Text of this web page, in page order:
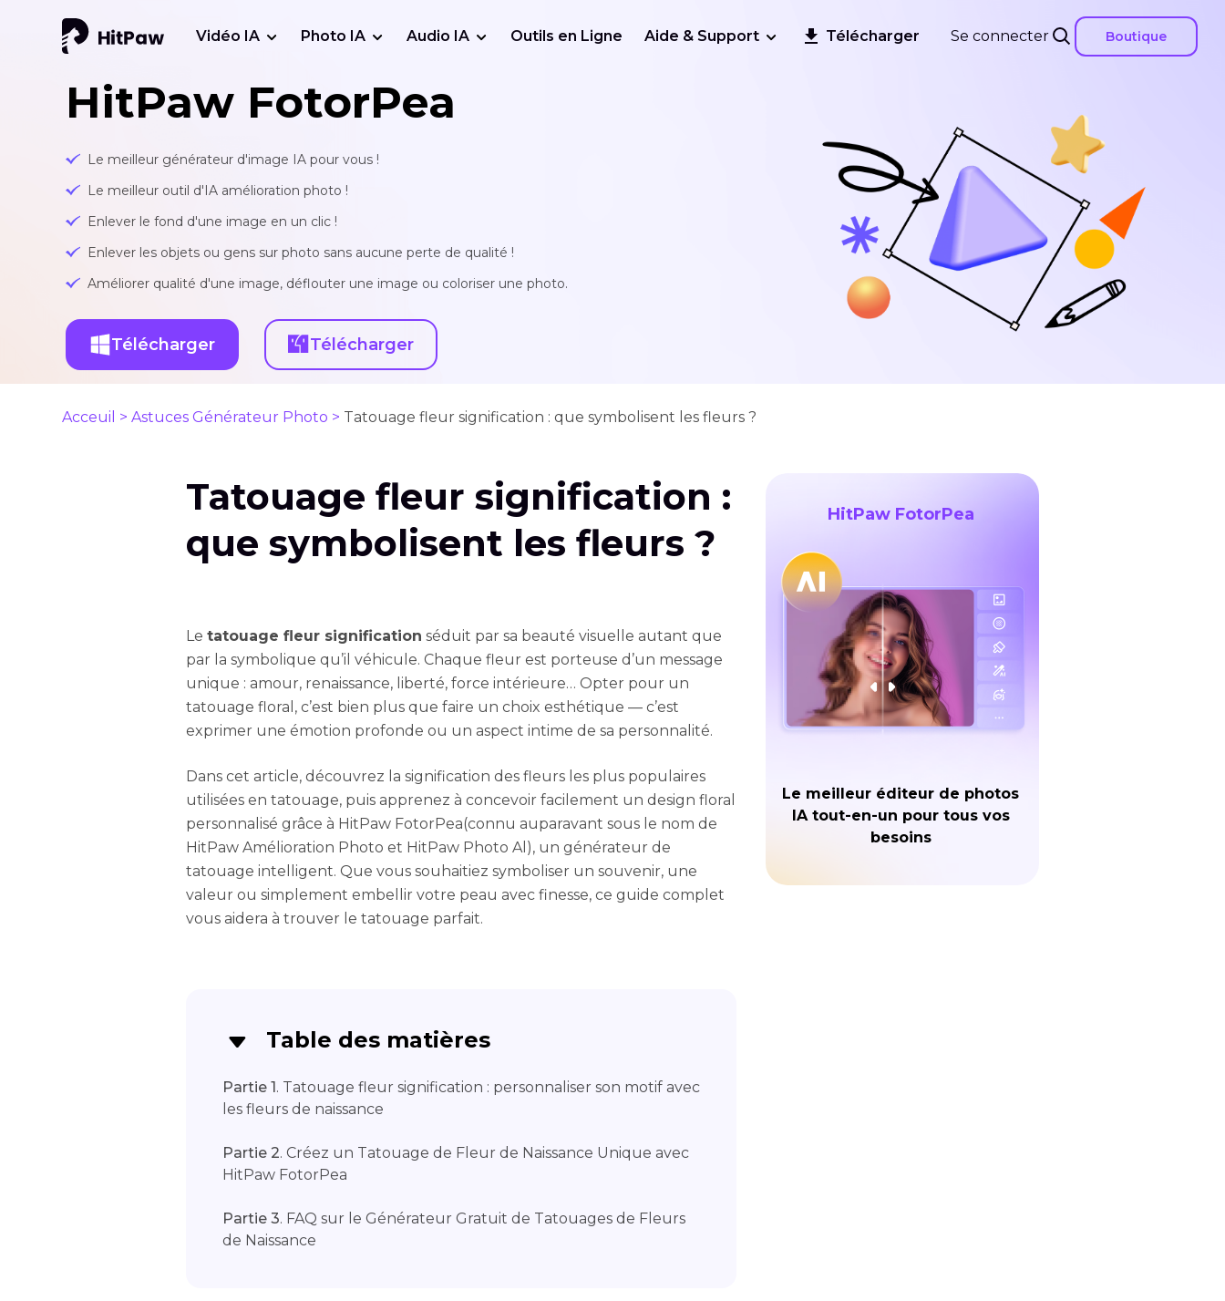
Se connecter Boutique
Vidéo IA Photo IA Audio IA Outils en Ligne Aide & Support Télécharger
HitPaw FotorPea
Le meilleur générateur d'image IA pour vous !
Le meilleur outil d'IA amélioration photo !
Enlever le fond d'une image en un clic !
Enlever les objets ou gens sur photo sans aucune perte de qualité !
Améliorer qualité d'une image, déflouter une image ou coloriser une photo.
Télécharger Télécharger
Acceuil > Astuces Générateur Photo > Tatouage fleur signification : que symbolisent les fleurs ?
Tatouage fleur signification :
que symbolisent les fleurs ?
Le tatouage fleur signification séduit par sa beauté visuelle autant que
par la symbolique qu’il véhicule. Chaque fleur est porteuse d’un message
unique : amour, renaissance, liberté, force intérieure… Opter pour un
tatouage floral, c’est bien plus que faire un choix esthétique — c’est
exprimer une émotion profonde ou un aspect intime de sa personnalité.
Dans cet article, découvrez la signification des fleurs les plus populaires
utilisées en tatouage, puis apprenez à concevoir facilement un design floral
personnalisé grâce à HitPaw FotorPea(connu auparavant sous le nom de
HitPaw Amélioration Photo et HitPaw Photo Al), un générateur de
tatouage intelligent. Que vous souhaitiez symboliser un souvenir, une
valeur ou simplement embellir votre peau avec finesse, ce guide complet
vous aidera à trouver le tatouage parfait.
Table des matières
Partie 1. Tatouage fleur signification : personnaliser son motif avec
les fleurs de naissance
Partie 2. Créez un Tatouage de Fleur de Naissance Unique avec
HitPaw FotorPea
Partie 3. FAQ sur le Générateur Gratuit de Tatouages de Fleurs
de Naissance
HitPaw FotorPea
Le meilleur éditeur de photos
IA tout-en-un pour tous vos
besoins